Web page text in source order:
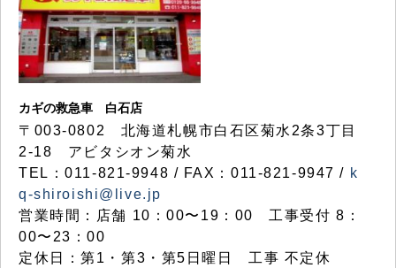
カギの救急車 白石店
〒003-0802 北海道札幌市白石区菊水2条3丁目
2-18 アビタシオン菊水
TEL：011-821-9948 / FAX：011-821-9947 / k
q-shiroishi@live.jp
営業時間：店舗 10：00〜19：00 工事受付 8：
00〜23：00
定休日：第1・第3・第5日曜日 工事 不定休